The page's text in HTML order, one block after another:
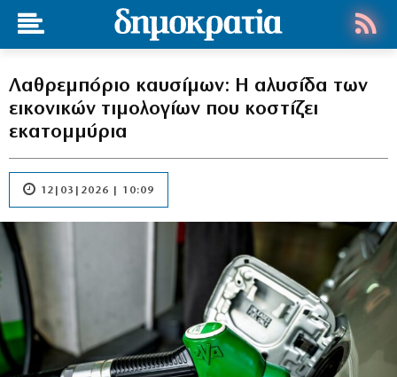
Λαθρεμπόριο καυσίμων: Η αλυσίδα των
εικονικών τιμολογίων που κοστίζει
εκατομμύρια
12|03|2026 | 10:09